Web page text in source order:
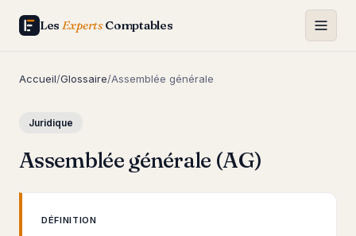
Les ExpertsComptables
Accueil/Glossaire/Assemblée générale
Juridique
Assemblée générale (AG)
DÉFINITION